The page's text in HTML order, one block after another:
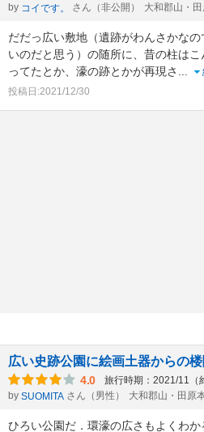
by コイです。 さん（非公開） 大和郡山・
だだっ広い敷地（遺跡がわんさかなの
いのだと思う）の随所に、昔の柱はこ
ってたとか、濠の跡とかが再現さ
投稿日:2021/12/30
広い史跡公園に絵画土器からの
4.0 旅行時期：2021/11（
by SUOMITA さん（男性） 大和郡山・田原
ひろい公園だ．環濠の広さもよくわ